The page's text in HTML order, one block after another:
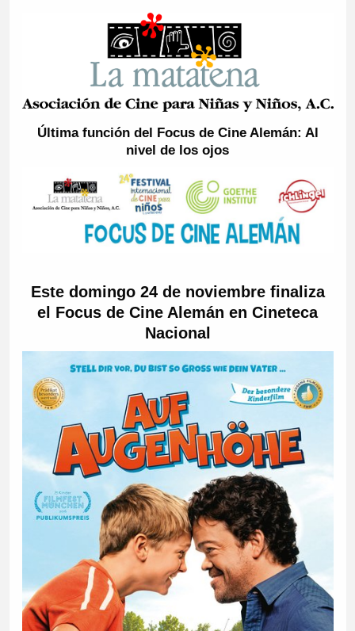
Última función del Focus de Cine Alemán: Al
nivel de los ojos
Este domingo 24 de noviembre finaliza
el Focus de Cine Alemán en Cineteca
Nacional